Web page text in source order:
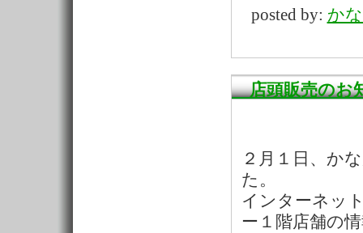
posted by: か
店頭販売のお
２月１日、か
た。
インターネッ
ー１階店舗の